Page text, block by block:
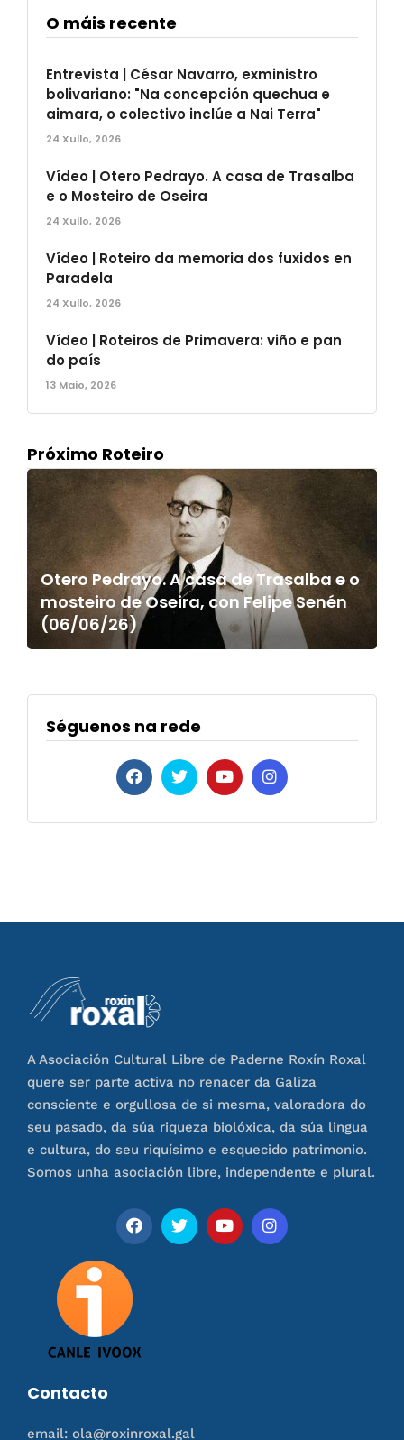
O máis recente
Entrevista | César Navarro, exministro
bolivariano: "Na concepción quechua e
aimara, o colectivo inclúe a Nai Terra"
24 Xullo, 2026
Vídeo | Otero Pedrayo. A casa de Trasalba
e o Mosteiro de Oseira
24 Xullo, 2026
Vídeo | Roteiro da memoria dos fuxidos en
Paradela
24 Xullo, 2026
Vídeo | Roteiros de Primavera: viño e pan
do país
13 Maio, 2026
Próximo Roteiro
Otero Pedrayo. A casa de Trasalba e o
mosteiro de Oseira, con Felipe Senén
(06/06/26)
Séguenos na rede
A Asociación Cultural Libre de Paderne Roxín Roxal
quere ser parte activa no renacer da Galiza
consciente e orgullosa de si mesma, valoradora do
seu pasado, da súa riqueza biolóxica, da súa lingua
e cultura, do seu riquísimo e esquecido patrimonio.
Somos unha asociación libre, independente e plural.
Contacto
email: ola@roxinroxal.gal